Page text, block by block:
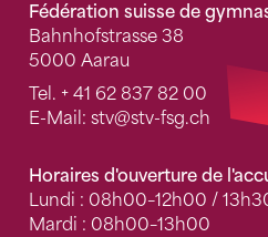
Fédération suisse de
Bahnhofstrasse 38
5000 Aarau
Tel. + 41 62 837 82 00
E-Mail: stv@stv-fsg.ch
Horaires d'ouverture de
Lundi : 08h00–12h00 /
Mardi : 08h00–13h00